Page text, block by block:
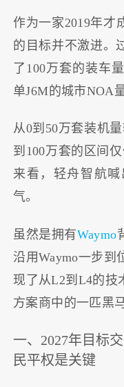
作为一家2019年才
的目标并不激进。
了100万套的装车
单J6M的城市NOA
从0到50万套装机
到100万套的区间
来看，轻舟智航
气。
虽然是拥有Waymo
沿用Waymo一步到
现了从L2到L4的技
方案商中的一匹黑马
一、2027年目标
民平权是关键